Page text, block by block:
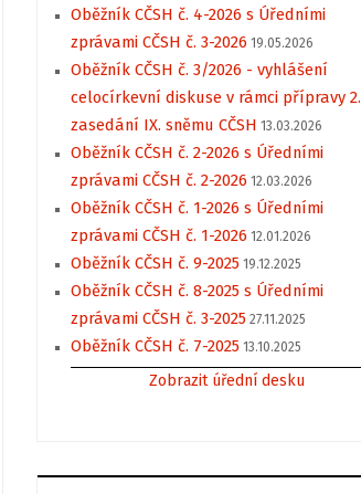
Oběžník CČSH č. 4-2026 s Úředními
zprávami CČSH č. 3-2026 19.05.2026
Oběžník CČSH č. 3/2026 - vyhlášení
celocírkevní diskuse v rámci přípravy 2.
zasedání IX. sněmu CČSH 13.03.2026
Oběžník CČSH č. 2-2026 s Úředními
zprávami CČSH č. 2-2026 12.03.2026
Oběžník CČSH č. 1-2026 s Úředními
zprávami CČSH č. 1-2026 12.01.2026
Oběžník CČSH č. 9-2025 19.12.2025
Oběžník CČSH č. 8-2025 s Úředními
zprávami CČSH č. 3-2025 27.11.2025
Oběžník CČSH č. 7-2025 13.10.2025
Zobrazit úřední desku